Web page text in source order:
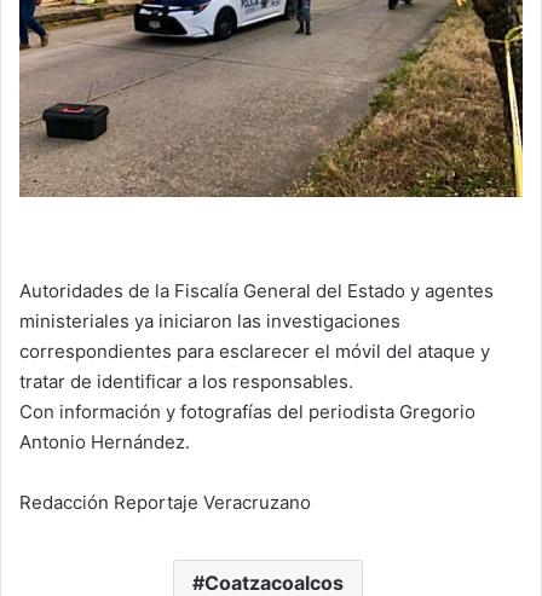
Autoridades de la Fiscalía General del Estado y agentes
ministeriales ya iniciaron las investigaciones
correspondientes para esclarecer el móvil del ataque y
tratar de identificar a los responsables.
Con información y fotografías del periodista Gregorio
Antonio Hernández.
Redacción Reportaje Veracruzano
Coatzacoalcos